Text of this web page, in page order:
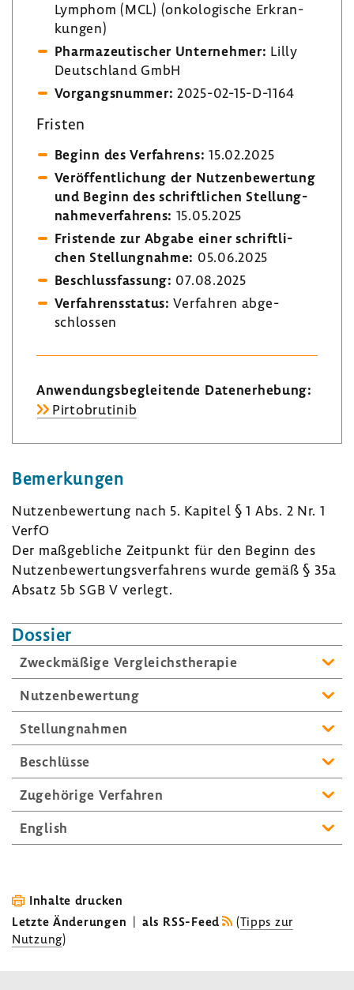
Lymphom (MCL) (onko­lo­gi­sche Erkran­
kungen)
Phar­ma­zeu­ti­scher Unter­nehmer: Lilly
Deutsch­land GmbH
Vorgangs­nummer: 2025-​02-15-D-1164
Fristen
Beginn des Verfah­rens: 15.02.2025
Veröf­fent­li­chung der Nutzen­be­wer­tung
und Beginn des schrift­li­chen Stel­lung­
nah­me­ver­fah­rens: 15.05.2025
Fris­tende zur Abgabe einer schrift­li­
chen Stel­lung­nahme: 05.06.2025
Beschluss­fas­sung: 07.08.2025
Verfah­rens­status: Verfahren abge­
schlossen
Anwen­dungs­be­glei­tende Daten­er­he­bung:
Pirto­bru­tinib
Bemer­kungen
Nutzen­be­wer­tung nach 5. Kapitel § 1 Abs. 2 Nr. 1
VerfO
Der maßgeb­liche Zeit­punkt für den Beginn des
Nutzen­be­wer­tungs­ver­fah­rens wurde gemäß § 35a
Absatz 5b SGB V verlegt.
Dossier
Zweck­mä­ßige Vergleichs­the­rapie
Nutzen­be­wer­tung
Stel­lung­nahmen
Beschlüsse
Zuge­hö­rige Verfahren
English
Inhalte drucken
Letzte Änderungen | als RSS-Feed (Tipps zur
Nutzung)